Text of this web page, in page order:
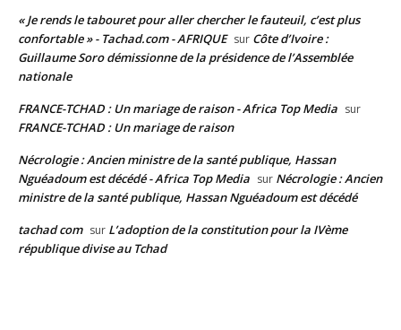
« Je rends le tabouret pour aller chercher le fauteuil, c’est plus
confortable » - Tachad.com - AFRIQUE sur Côte d’Ivoire :
Guillaume Soro démissionne de la présidence de l’Assemblée
nationale
FRANCE-TCHAD : Un mariage de raison - Africa Top Media sur
FRANCE-TCHAD : Un mariage de raison
Nécrologie : Ancien ministre de la santé publique, Hassan
Nguéadoum est décédé - Africa Top Media sur Nécrologie : Ancien
ministre de la santé publique, Hassan Nguéadoum est décédé
tachad com sur L’adoption de la constitution pour la IVème
république divise au Tchad